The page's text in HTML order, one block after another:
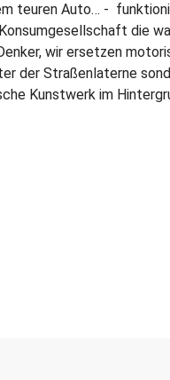
teuren Auto… -
die
wir ersetzen
der Straßenlaterne
Kunstwerk im